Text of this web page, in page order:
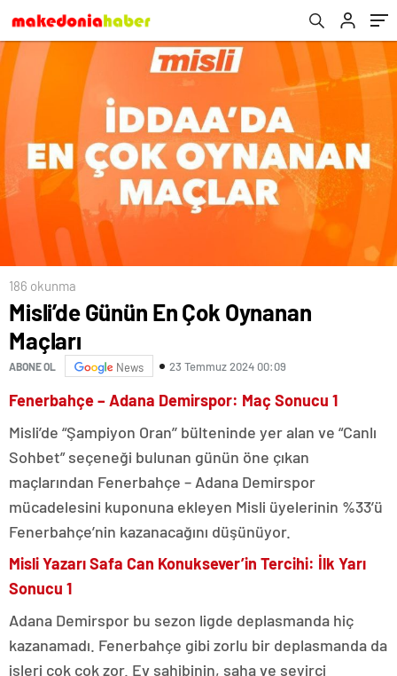
186 okunma
Misli’de Günün En Çok Oynanan
Maçları
ABONE OL News 23 Temmuz 2024 00:09
Fenerbahçe – Adana Demirspor: Maç Sonucu 1
Misli’de “Şampiyon Oran’’ bülteninde yer alan ve “Canlı
Sohbet” seçeneği bulunan günün öne çıkan
maçlarından Fenerbahçe – Adana Demirspor
mücadelesini kuponuna ekleyen Misli üyelerinin %33’ü
Fenerbahçe’nin kazanacağını düşünüyor.
Misli Yazarı Safa Can Konuksever’in Tercihi: İlk Yarı
Sonucu 1
Adana Demirspor bu sezon ligde deplasmanda hiç
kazanamadı. Fenerbahçe gibi zorlu bir deplasmanda da
işleri çok çok zor. Ev sahibinin, saha ve seyirci